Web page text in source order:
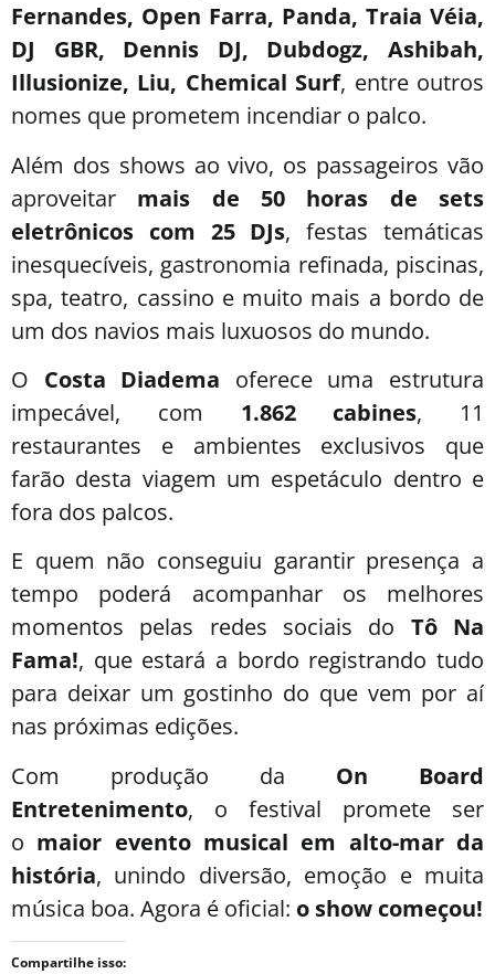
Fernandes, Open Farra, Panda, Traia Véia,
DJ GBR, Dennis DJ, Dubdogz, Ashibah,
Illusionize, Liu, Chemical Surf, entre outros
nomes que prometem incendiar o palco.
Além dos shows ao vivo, os passageiros vão
aproveitar mais de 50 horas de sets
eletrônicos com 25 DJs, festas temáticas
inesquecíveis, gastronomia refinada, piscinas,
spa, teatro, cassino e muito mais a bordo de
um dos navios mais luxuosos do mundo.
O Costa Diadema oferece uma estrutura
impecável, com 1.862 cabines, 11
restaurantes e ambientes exclusivos que
farão desta viagem um espetáculo dentro e
fora dos palcos.
E quem não conseguiu garantir presença a
tempo poderá acompanhar os melhores
momentos pelas redes sociais do Tô Na
Fama!, que estará a bordo registrando tudo
para deixar um gostinho do que vem por aí
nas próximas edições.
Com produção da On Board
Entretenimento, o festival promete ser
o maior evento musical em alto-mar da
história, unindo diversão, emoção e muita
música boa. Agora é oficial: o show começou!
Compartilhe isso: